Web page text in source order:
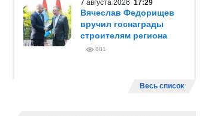
7 августа 2026 17:29
Вячеслав Федорищев
вручил госнаграды
строителям региона
881
Весь список